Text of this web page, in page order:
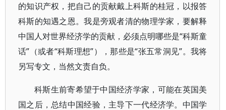
的知识产权，把自己的贡献戴上科斯的桂冠，以报答
科斯的知遇之恩。我是旁观者清的物理学家，要解释
中国人对世界经济学的贡献，必须点明哪些是“科斯童
话”（或者“科斯理想”），那些是“张五常洞见”。我将
另写专文，当然文责自负。
科斯生前寄希望于中国经济学家，可能在英国美
国之后，总结中国经验，主导下一代经济学。中国学